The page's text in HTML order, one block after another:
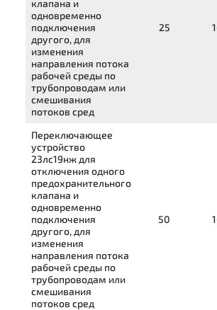
клапана и
одновременно
подключения
другого, для
изменения
направления потока
рабочей среды по
трубопроводам или
смешивания
потоков сред
25
Переключающее
устройство
23лс19нж для
отключения одного
предохранительного
клапана и
одновременно
подключения
другого, для
изменения
направления потока
рабочей среды по
трубопроводам или
смешивания
потоков сред
50